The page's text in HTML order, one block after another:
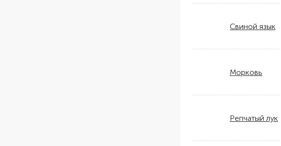
Свиной язык
Морковь
Репчатый лук